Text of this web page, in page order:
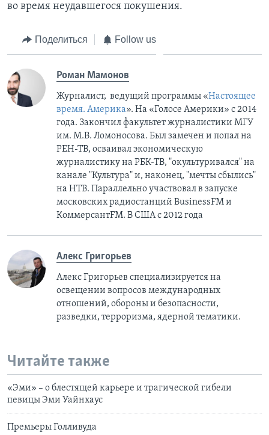
во время неудавшегося покушения.
Поделиться Follow us
Роман Мамонов
Журналист, ведущий программы «Настоящее
время. Америка». На «Голосе Америки» с 2014
года. Закончил факультет журналистики МГУ
им. М.В. Ломоносова. Был замечен и попал на
РЕН-ТВ, осваивал экономическую
журналистику на РБК-ТВ, "окультуривался" на
канале "Культура" и, наконец, "мечты сбылись"
на НТВ. Параллельно участвовал в запуске
московских радиостанций BusinessFM и
КоммерсантFM. В США с 2012 года
Алекс Григорьев
Алекс Григорьев специализируется на
освещении вопросов международных
отношений, обороны и безопасности,
разведки, терроризма, ядерной тематики.
Читайте также
«Эми» – о блестящей карьере и трагической гибели
певицы Эми Уайнхаус
Премьеры Голливуда